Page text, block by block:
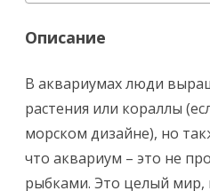
Описание
В аквариумах люди
растения или кораллы
морском дизайне), но
что аквариум – это не
рыбками. Это целый мир,